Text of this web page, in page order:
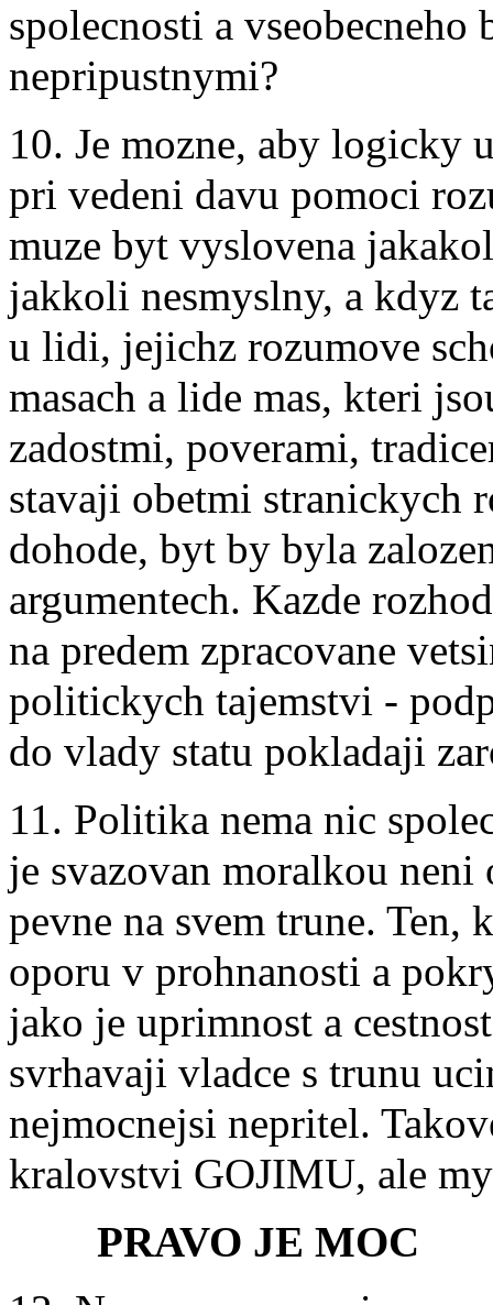
spolecnosti a
nepripustnymi?
10. Je mozne, aby logicky
pri vedeni davu pomoci
muze byt vyslovena
jakkoli nesmyslny, a kdyz
u lidi, jejichz rozumove
masach a lide mas, kteri
zadostmi, poverami,
stavaji obetmi stranickych
dohode, byt by byla
argumentech. Kazde
na predem zpracovane
politickych tajemstvi -
do vlady statu pokladaji
11. Politika nema nic
je svazovan moralkou neni
pevne na svem trune.
oporu v prohnanosti a
jako je uprimnost a
svrhavaji vladce s trunu
nejmocnejsi nepritel.
kralovstvi GOJIMU, ale
PRAVO JE MOC